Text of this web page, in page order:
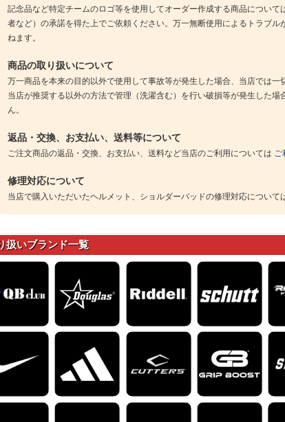
記念品など特定チームのロゴ等を使用してオーダー作成する商品につい
者など）の承諾を得た上でご依頼ください。万一無断使用によるトラブ
ねます。
商品の取り扱いについて
万一商品を本来の目的以外で使用して事故等が発生した場合、当店では
当店が推奨する以外の方法で管理（洗濯含む）を行い破損等が発生した
ん。
返品・交換、お支払い、送料等について
ご注文商品の返品・交換、お支払い、送料など当店のご利用については ご
修理対応について
当店で購入いただいたヘルメット、ショルダーパッドの修理対応について
扱いブランド一覧